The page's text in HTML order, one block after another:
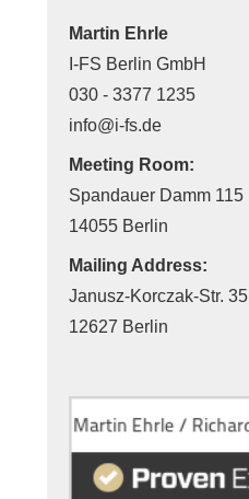
Martin Ehrle
I-FS Berlin GmbH
030 - 3377 1235
info@i-fs.de
Meeting Room:
Spandauer Damm 115
14055 Berlin
Mailing Address:
Janusz-Korczak-Str. 35
12627 Berlin